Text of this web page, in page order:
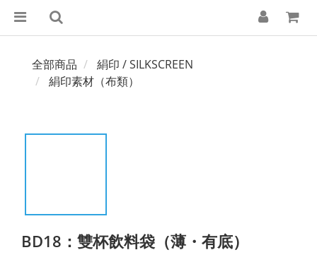
全部商品
絹印 / SILKSCREEN
絹印素材（布類）
BD18：雙杯飲料袋（薄・有底）